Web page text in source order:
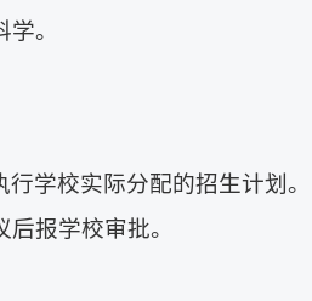
。
行学校实际分配的招生计划
报学校审批。